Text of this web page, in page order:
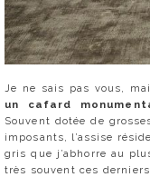
Je ne sais pas vous,
un cafard
Souvent dotée de
imposants, l’assise
gris que j’abhorre au
très souvent ces